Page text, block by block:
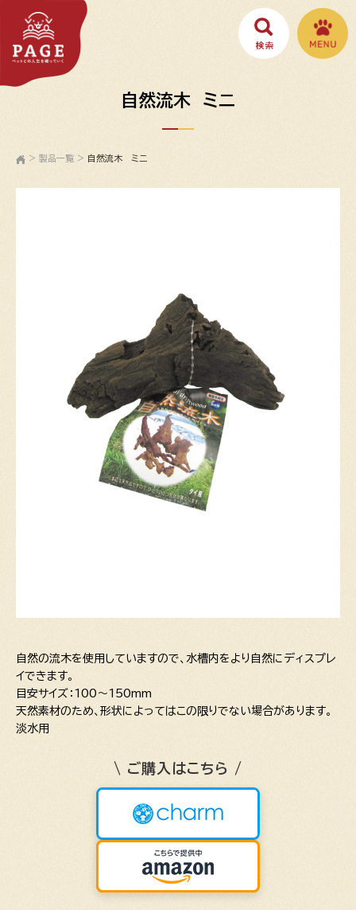
自然流木 ミニ
> 製品一覧 > 自然流木 ミニ
自然の流木を使用していますので、水槽内をより自然にディスプレ
イできます。
目安サイズ：100～150mm
天然素材のため、形状によってはこの限りでない場合があります。
淡水用
\ ご購入はこちら /